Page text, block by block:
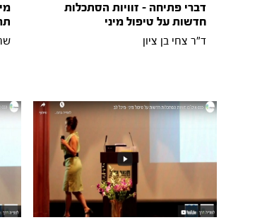
דברי פתיחה - זוויות הסתכלות
חדשות על טיפול מיני
ד"ר צחי בן ציון